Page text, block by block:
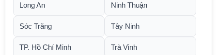
Long An Ninh Thuận
Sóc Trăng Tây Ninh
TP. Hồ Chí Minh Trà Vinh